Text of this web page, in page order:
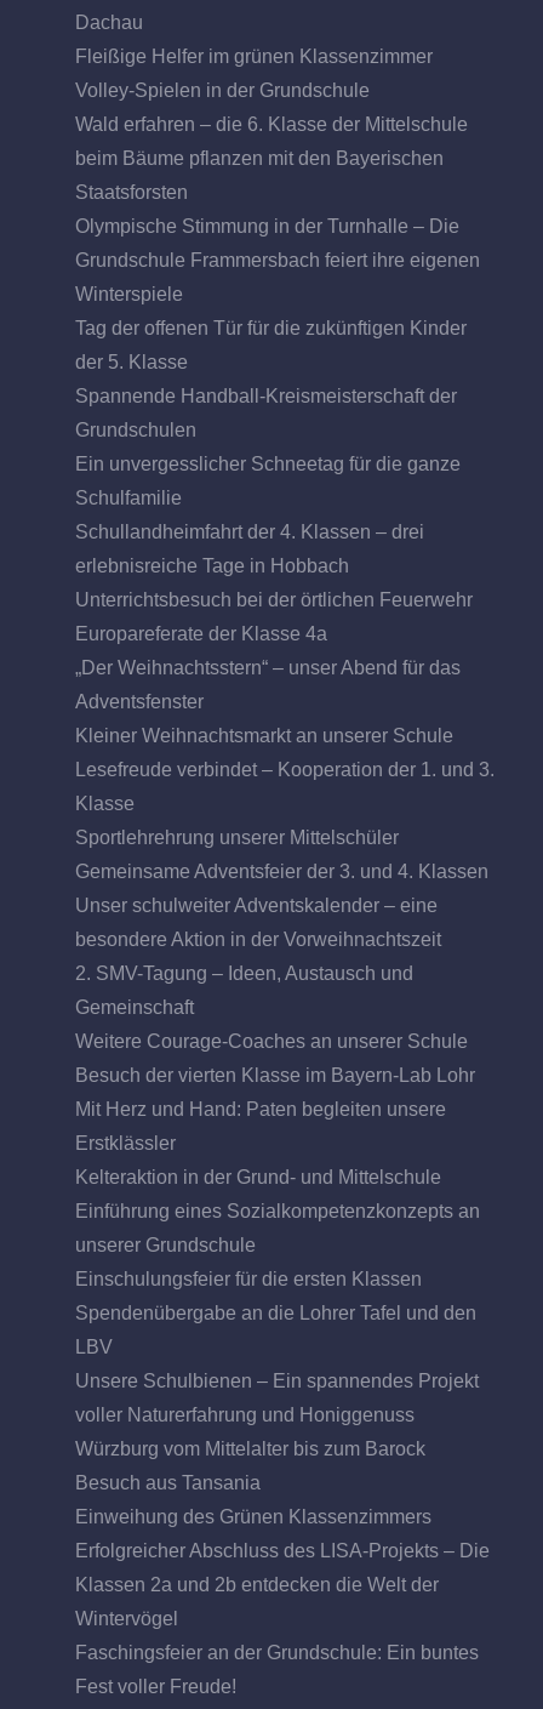
Dachau
Fleißige Helfer im grünen Klassenzimmer
Volley-Spielen in der Grundschule
Wald erfahren – die 6. Klasse der Mittelschule
beim Bäume pflanzen mit den Bayerischen
Staatsforsten
Olympische Stimmung in der Turnhalle – Die
Grundschule Frammersbach feiert ihre eigenen
Winterspiele
Tag der offenen Tür für die zukünftigen Kinder
der 5. Klasse
Spannende Handball-Kreismeisterschaft der
Grundschulen
Ein unvergesslicher Schneetag für die ganze
Schulfamilie
Schullandheimfahrt der 4. Klassen – drei
erlebnisreiche Tage in Hobbach
Unterrichtsbesuch bei der örtlichen Feuerwehr
Europareferate der Klasse 4a
„Der Weihnachtsstern“ – unser Abend für das
Adventsfenster
Kleiner Weihnachtsmarkt an unserer Schule
Lesefreude verbindet – Kooperation der 1. und 3.
Klasse
Sportlehrehrung unserer Mittelschüler
Gemeinsame Adventsfeier der 3. und 4. Klassen
Unser schulweiter Adventskalender – eine
besondere Aktion in der Vorweihnachtszeit
2. SMV-Tagung – Ideen, Austausch und
Gemeinschaft
Weitere Courage-Coaches an unserer Schule
Besuch der vierten Klasse im Bayern-Lab Lohr
Mit Herz und Hand: Paten begleiten unsere
Erstklässler
Kelteraktion in der Grund- und Mittelschule
Einführung eines Sozialkompetenzkonzepts an
unserer Grundschule
Einschulungsfeier für die ersten Klassen
Spendenübergabe an die Lohrer Tafel und den
LBV
Unsere Schulbienen – Ein spannendes Projekt
voller Naturerfahrung und Honiggenuss
Würzburg vom Mittelalter bis zum Barock
Besuch aus Tansania
Einweihung des Grünen Klassenzimmers
Erfolgreicher Abschluss des LISA-Projekts – Die
Klassen 2a und 2b entdecken die Welt der
Wintervögel
Faschingsfeier an der Grundschule: Ein buntes
Fest voller Freude!